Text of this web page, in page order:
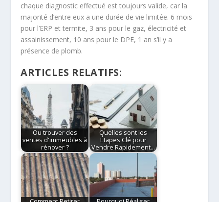
chaque diagnostic effectué est toujours valide, car la
majorité d’entre eux a une durée de vie limitée. 6 mois
pour l’ERP et termite, 3 ans pour le gaz, électricité et
assainissement, 10 ans pour le DPE, 1 an s’il y a
présence de plomb.
ARTICLES RELATIFS:
Ou trouver des
ventes d'immeubles à
rénover ?
Quelles sont les
Étapes Clé pour
Vendre Rapidement…